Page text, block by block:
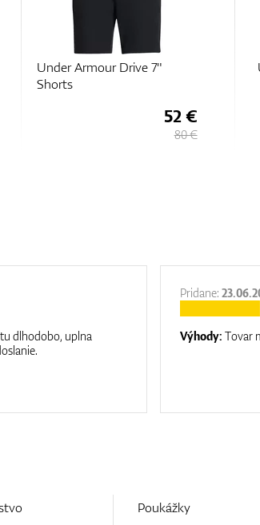
Under Armour Links Short
26,70€
89 €
dlhodobo, uplna
Pridane:
Výhody:Tovar
Poukážky